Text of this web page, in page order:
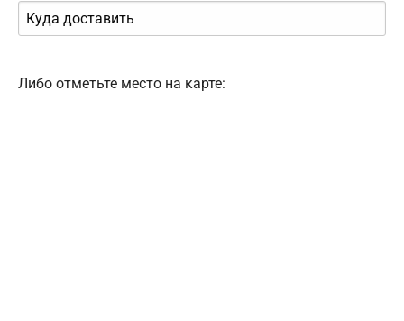
Либо отметьте место на карте: